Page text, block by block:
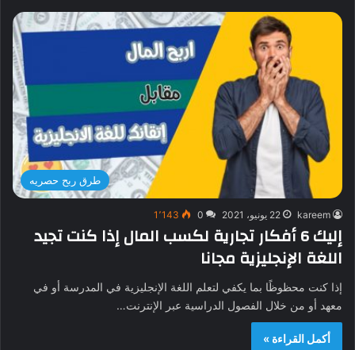
طرق ربح حصريه
kareem 22 يونيو، 2021 0 1٬143
إليك 6 أفكار تجارية لكسب المال إذا كنت تجيد
اللغة الإنجليزية مجانا
إذا كنت محظوظًا بما يكفي لتعلم اللغة الإنجليزية في المدرسة أو في
معهد أو من خلال الفصول الدراسية عبر الإنترنت…
أكمل القراءة »